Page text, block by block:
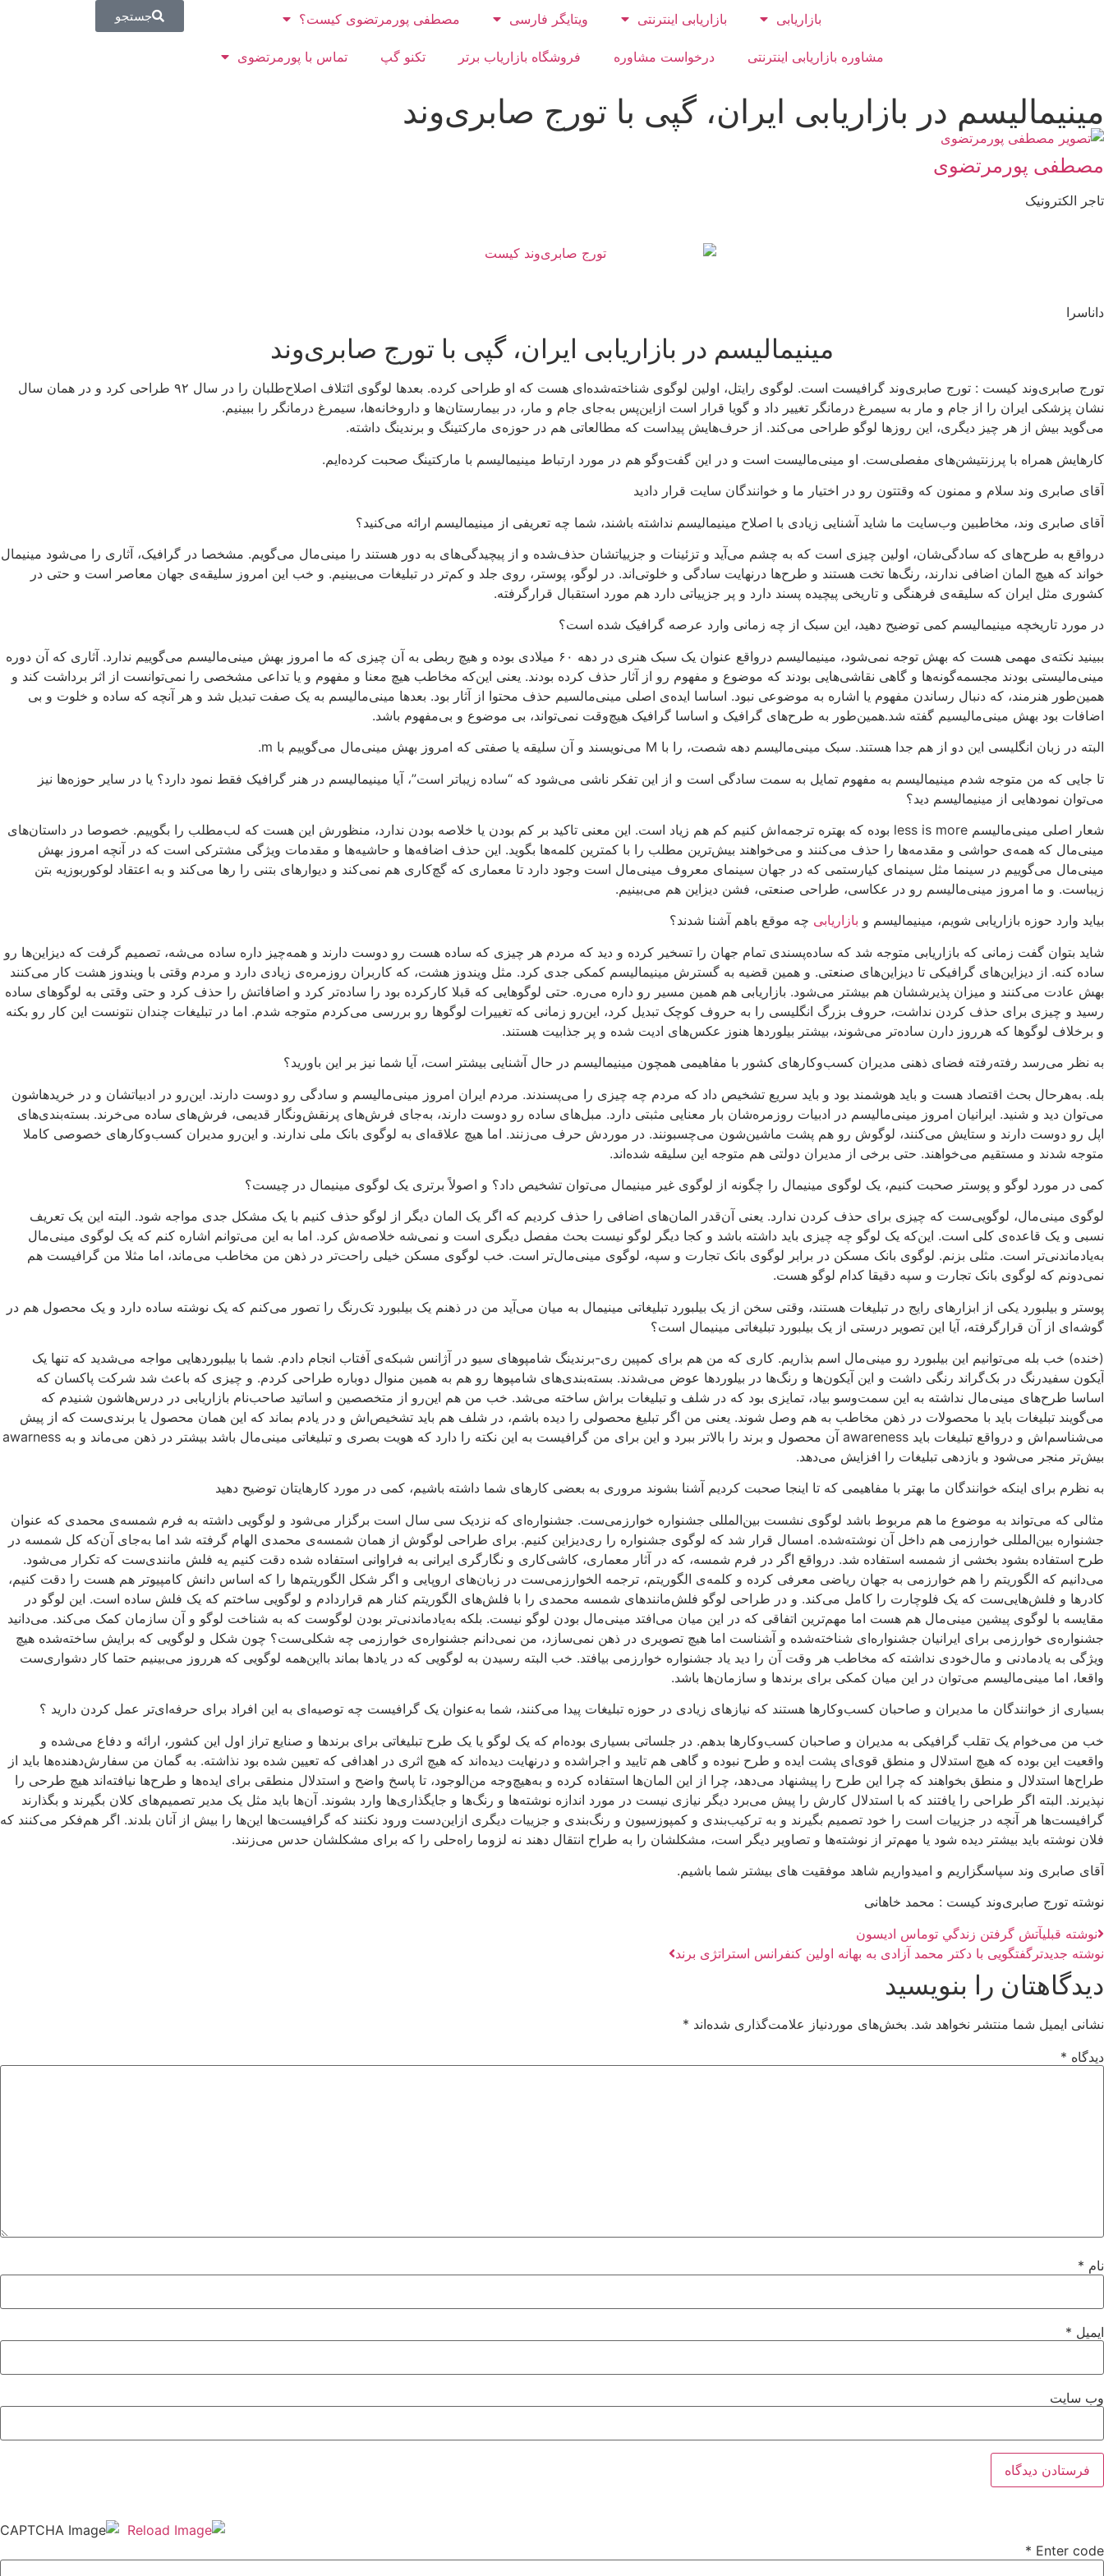
بازاریابی بازاریابی اینترنتی ویتایگر فارسی مصطفی پورمرتضوی کیست؟
مشاوره بازاریابی اینترنتی درخواست مشاوره فروشگاه بازاریاب برتر تکنو گپ تماس با پورمرتضوی
جستجو
مینیمالیسم در بازاریابی ایران، گپی با تورج صابری‌وند
مصطفی پورمرتضوی
تاجر الکترونیک
داناسرا
مینیمالیسم در بازاریابی ایران، گپی با تورج صابری‌وند
تورج صابری‌وند کیست : تورج صابری‌وند گرافیست است. لوگوی رایتل، اولین لوگوی شناخته‌شده‌ای‌ هست که او طراحی کرده. بعدها لوگوی ائتلاف اصلاح‌طلبان را در سال ۹۲ طراحی کرد و در همان سال
نشان پزشکی ایران را از جام و مار به سیمرغ درمانگر تغییر داد و گویا قرار است ازاین‌پس به‌جای جام و مار، در بیمارستان‌ها و داروخانه‌ها، سیمرغ درمانگر را ببینیم.
می‌گوید بیش از هر چیز دیگری، این روزها لوگو طراحی می‌کند. از حرف‌هایش پیداست که مطالعاتی هم در حوزه‌ی مارکتینگ و برندینگ داشته.
کارهایش همراه با پرزنتیشن‌های مفصلی‌ست. او مینی‌مالیست است و در این گفت‌وگو هم در مورد ارتباط مینیمالیسم با مارکتینگ صحبت کرده‌ایم.
آقای صابری وند سلام و ممنون که وقتتون رو در اختیار ما و خوانندگان سایت قرار دادید
آقای صابری وند، مخاطبین وب‌سایت ما شاید آشنایی زیادی با اصلاح مینیمالیسم نداشته باشند، شما چه تعریفی از مینیمالیسم ارائه می‌کنید؟
درواقع به طرح‌های که سادگی‌شان، اولین چیزی است که به چشم می‌آید و تزئینات و جزییاتشان حذف‌شده و از پیچیدگی‌های به دور هستند را مینی‌مال می‌گویم. مشخصا در گرافیک، آثاری را می‌شود مینیمال
خواند که هیچ المان اضافی ندارند، رنگ‌ها تخت هستند و طرح‌ها درنهایت سادگی‌ و خلوتی‌اند. در لوگو، پوستر، روی جلد و کم‌تر در تبلیغات می‌بینیم. و خب این امروز سلیقه‌ی جهان معاصر است و حتی در
کشوری مثل ایران که سلیقه‌ی فرهنگی و تاریخی پیچیده پسند دارد و پر جزییاتی دارد هم مورد استقبال قرارگرفته.
در مورد تاریخچه مینیمالیسم کمی توضیح دهید، این سبک از چه زمانی وارد عرصه گرافیک شده است؟
ببینید نکته‌ی مهمی هست که بهش توجه نمی‌شود، مینیمالیسم درواقع عنوان یک سبک هنری در دهه ۶۰ میلادی بوده و هیچ ربطی به آن چیزی که ما امروز بهش مینی‌مالیسم می‌گوییم ندارد. آثاری که آن دوره
مینی‌مالیستی بودند مجسمه‌گونه‌ها و گاهی نقاشی‌هایی بودند که موضوع و مفهوم رو از آثار حذف کرده بودند. یعنی این‌که مخاطب هیچ معنا و مفهوم و یا تداعی مشخصی را نمی‌توانست از اثر برداشت کند و
همین‌طور هنرمند، که دنبال رساندن مفهوم یا اشاره به موضوعی نبود. اساسا ایده‌ی اصلی مینی‌مالسیم حذف محتوا از آثار بود. بعدها مینی‌مالیسم به یک صفت تبدیل شد و هر آنچه که ساده و خلوت و بی
اضافات بود بهش مینی‌مالیسیم گفته شد.همین‌طور به طرح‌های گرافیک و اساسا گرافیک هیچ‌وقت نمی‌تواند، بی موضوع و بی‌مفهوم باشد.
البته در زبان انگلیسی این دو از هم جدا هستند. سبک مینی‌مالیسم دهه شصت، را با M می‌نویسند و آن‌ سلیقه یا صفتی که امروز بهش مینی‌مال می‌گوییم با m.
تا جایی که من متوجه شدم مینیمالیسم به مفهوم تمایل به سمت سادگی است و از این تفکر ناشی می‌شود که “ساده زیباتر است”، آیا مینیمالیسم در هنر گرافیک فقط نمود دارد؟ یا در سایر حوزه‌ها نیز
می‌توان نمودهایی از مینیمالیسم دید؟
شعار اصلی مینی‌مالیسم less is more بوده که بهتره ترجمه‌اش کنیم کم هم زیاد است. این معنی تاکید بر کم‌ بودن یا خلاصه بودن ندارد، منظورش این هست که لب‌مطلب را بگوییم. خصوصا در داستان‌های
مینی‌مال که همه‌ی حواشی و مقدمه‌ها را حذف می‌کنند و می‌خواهند بیش‌ترین مطلب را با کمترین کلمه‌ها بگوید. این حذف اضافه‌ها و حاشیه‌ها و مقدمات ویژگی‌ مشترکی است که در آنچه امروز بهش
مینی‌مال می‌گوییم در سینما مثل سینمای کیارستمی که در جهان سینمای معروف مینی‌مال است وجود دارد تا معماری که گچ‌کاری هم نمی‌کند و دیوارهای بتنی را رها می‌کند و به اعتقاد لوکوربوزیه بتن
زیباست. و ما امروز مینی‌مالیسم رو در عکاسی، طراحی صنعتی، فشن دیزاین هم می‌بینیم.
بیاید وارد حوزه بازاریابی شویم، مینیمالیسم و بازاریابی چه موقع باهم آشنا شدند؟
شاید بتوان گفت زمانی که بازاریابی متوجه شد که ساده‌پسندی تمام جهان را تسخیر کرده و دید که مردم هر چیزی که ساده‌ هست رو دوست دارند و همه‌چیز داره ساده می‌شه، تصمیم گرفت که دیزاین‌ها رو
ساده کنه. از دیزاین‌های گرافیکی تا دیزاین‌های صنعتی. و همین قضیه به گسترش مینیمالیسم کمکی جدی کرد. مثل ویندوز هشت، که کاربران روزمره‌ی زیادی دارد و مردم وقتی با ویندوز هشت کار می‌کنند
بهش عادت می‌کنند و میزان پذیرششان هم بیشتر می‌شود. بازاریابی هم همین مسیر رو داره می‌ره. حتی لوگوهایی که قبلا کارکرده بود را ساده‌تر کرد و اضافاتش را حذف کرد و حتی وقتی به لوگوهای ساده
رسید و چیزی برای حذف کردن نداشت، حروف بزرگ انگلیسی را به حروف کوچک تبدیل کرد، این‌رو زمانی که تغییرات لوگوها رو بررسی می‌کردم متوجه شدم. اما در تبلیغات چندان نتونست این کار رو بکنه
و برخلاف لوگوها که هرروز دارن ساده‌تر می‌شوند، بیشتر بیلوردها هنوز عکس‌های ادیت شده و پر جذابیت هستند.
به نظر می‌رسد رفته‌رفته فضای ذهنی مدیران کسب‌وکارهای کشور با مفاهیمی همچون مینیمالیسم در حال آشنایی بیشتر است، آیا شما نیز بر این باورید؟
بله. به‌هرحال بحث اقتصاد هست و باید هوشمند بود و باید سریع تشخیص داد که مردم چه چیزی را می‌پسندند. مردم ایران امروز مینی‌مالیسم و سادگی رو دوست دارند. این‌رو در ادبیاتشان و در خریدهاشون
می‌توان دید و شنید. ایرانیان امروز مینی‌مالیسم در ادبیات روزمره‌شان بار معنایی مثبتی دارد. مبل‌های ساده رو دوست دارند، به‌جای فرش‌های پرنقش‌ونگار قدیمی، فرش‌های ساده می‌خرند. بسته‌بندی‌های
اپل رو دوست دارند و ستایش می‌کنند، لوگوش رو هم پشت ماشین‌شون می‌چسبونند. در موردش حرف می‌زنند. اما هیچ علاقه‌ای به لوگوی بانک‌ ملی ندارند. و این‌رو مدیران کسب‌وکارهای خصوصی کاملا
متوجه شدند و مستقیم می‌خواهند. حتی برخی از مدیران دولتی هم متوجه این سلیقه شده‌اند.
کمی در مورد لوگو و پوستر صحبت کنیم، یک لوگوی مینیمال را چگونه از لوگوی غیر مینیمال می‌توان تشخیص داد؟ و اصولاً برتری یک لوگوی مینیمال در چیست؟
لوگوی مینی‌‌مال، لوگویی‌ست که چیزی برای حذف کردن ندارد. یعنی آن‌قدر المان‌های اضافی را حذف کردیم که اگر یک المان دیگر از لوگو حذف کنیم با یک مشکل جدی مواجه شود. البته این یک تعریف
نسبی و یک قاعده‌ی کلی است. این‌که یک لوگو چه چیزی باید داشته باشد و کجا دیگر لوگو نیست بحث مفصل دیگری است و نمی‌شه خلاصه‌ش کرد. اما به این می‌توانم اشاره کنم که یک لوگوی مینی‌مال
به‌یادماندنی‌تر است. مثلی بزنم. لوگوی بانک مسکن در برابر لوگوی بانک تجارت و سپه، لوگوی مینی‌مال‌تر است. خب لوگوی مسکن خیلی راحت‌تر در ذهن من مخاطب می‌ماند، اما مثلا من گرافیست هم
نمی‌دونم که لوگوی بانک تجارت و سپه دقیقا کدام لوگو هست.
پوستر و بیلبورد یکی از ابزارهای رایج در تبلیغات هستند، وقتی سخن از یک بیلبورد تبلیغاتی مینیمال به میان می‌آید من در ذهنم یک بیلبورد تک‌رنگ را تصور می‌کنم که یک نوشته ساده دارد و یک محصول هم در
گوشه‌ای از آن قرارگرفته، آیا این تصویر درستی از یک بیلبورد تبلیغاتی مینیمال است؟
(خنده) خب بله می‌توانیم این بیلبورد رو مینی‌مال اسم بذاریم. کاری که من هم برای کمپین ری-برندینگ شامپوهای سیو در آژانس شبکه‌ی آفتاب انجام دادم. شما با بیلبوردهایی مواجه می‌شدید که تنها یک
آیکون سفیدرنگ در بک‌گراند رنگی داشت و این آیکون‌ها و رنگ‌ها در بیلوردها عوض می‌شدند. بسته‌بندی‌های شامپوها رو هم به همین منوال دوباره طراحی کردم. و چیزی که باعث شد شرکت پاکسان که
اساسا طرح‌های مینی‌مال نداشته به این سمت‌وسو بیاد، تمایزی بود که در شلف و تبلیغات براش ساخته می‌شد. خب من هم این‌رو از متخصصین و اساتید صاحب‌نام بازاریابی در درس‌هاشون شنیدم که
می‌‌گویند تبلیغات باید با محصولات در ذهن مخاطب به هم وصل شوند. یعنی من اگر تبلیغ محصولی را دیده باشم، در شلف هم باید تشخیص‌اش و در یادم بماند که این همان محصول یا برندی‌ست که از پیش
می‌شناسم‌اش و درواقع تبلیغات باید awareness آن محصول و برند را بالاتر ببرد و این برای من گرافیست به این نکته را دارد که هویت بصری و تبلیغاتی مینی‌مال باشد بیشتر در ذهن می‌ماند و به awarness
بیش‌تر منجر می‌شود و بازدهی تبلیغات را افزایش می‌دهد.
به نظرم برای اینکه خوانندگان ما بهتر با مفاهیمی که تا اینجا صحبت کردیم آشنا بشوند مروری به بعضی کارهای شما داشته باشیم، کمی در مورد کارهایتان توضیح دهید
مثالی که می‌تواند به موضوع ما هم مربوط باشد لوگوی نشست بین‌المللی جشنواره خوارزمی‌ست. جشنواره‌ای که نزدیک سی سال است برگزار می‌شود و لوگویی داشته به فرم شمسه‌ی محمدی که عنوان
جشنواره بین‌المللی خوارزمی هم داخل آن نوشته‌شده. امسال قرار شد که لوگوی جشنواره را ری‌دیزاین کنیم. برای طراحی لوگوش از همان شمسه‌ی محمدی الهام گرفته شد اما به‌جای آن‌که کل شمسه در
طرح استفاده بشود بخشی از شمسه استفاده شد. درواقع اگر در فرم شمسه، که در آثار معماری، کاشی‌کاری و نگارگری ایرانی به فراوانی استفاده شده دقت کنیم یه فلش مانندی‌ست که تکرار می‌شود.
می‌دانیم که الگوریتم را هم خوارزمی به جهان ریاضی معرفی کرده و کلمه‌ی الگوریتم، ترجمه‌ الخوارزمی‌ست در زبان‌های اروپایی و اگر شکل الگوریتم‌ها را که اساس دانش کامپیوتر هم هست را دقت کنیم،
کادرها و فلش‌هایی‌ست که یک فلوچارت را کامل می‌کند. و در طراحی لوگو فلش‌مانندهای شمسه‌ محمدی را با فلش‌های الگوریتم کنار هم قراردادم و لوگویی ساختم که یک فلش ساده است. این لوگو در
مقایسه با لوگوی پیشین مینی‌مال هم هست اما مهم‌ترین اتفاقی که در این میان می‌افتد مینی‌مال بودن لوگو نیست. بلکه به‌یادماندنی‌تر بودن لوگوست که به شناخت لوگو و آن سازمان کمک می‌کند. می‌دانید
جشنواره‌ی خوارزمی برای ایرانیان جشنواره‌ای شناخته‌شده و آشناست اما هیچ تصویری در ذهن نمی‌سازد، من نمی‌دانم جشنواره‌ی خوارزمی چه شکلی‌ست؟ چون شکل و لوگویی که برایش ساخته‌شده هیچ
ویژگی به یادمادنی و مال‌خودی نداشته که مخاطب هر وقت آن را دید یاد جشنواره خوارزمی بیافتد. خب البته رسیدن به لوگویی که در یادها بماند بااین‌همه لوگویی که هرروز می‌بینیم حتما کار دشواری‌ست
واقعا، اما مینی‌مالیسم می‌توان در این میان کمکی برای برندها و سازمان‌ها باشد.
بسیاری از خوانندگان ما مدیران و صاحبان کسب‌وکارها هستند که نیازهای زیادی در حوزه تبلیغات پیدا می‌کنند، شما به‌عنوان یک گرافیست چه توصیه‌ای به این افراد برای حرفه‌ای‌تر عمل کردن دارید ؟
خب من می‌خوام یک تقلب گرافیکی به مدیران و صاحبان کسب‌وکارها بدهم. در جلساتی بسیاری بوده‌ام که یک لوگو یا یک طرح تبلیغاتی برای برندها و صنایع‌ تراز اول این کشور، ارائه و دفاع می‌شده و
واقعیت این بوده که هیچ استدلال و منطق قوی‌ای پشت ایده و طرح نبوده و گاهی هم تایید و اجراشده و درنهایت دیده‌اند که هیچ اثری در اهدافی که تعیین شده بود نذاشته. به گمان من سفارش‌دهنده‌ها باید از
طراح‌ها استدلال و منطق بخواهند که چرا این طرح را پیشنهاد می‌دهد، چرا از این المان‌ها استفاده کرده و به‌هیچ‌وجه من‌الوجود، تا پاسخ واضح و استدلال منطقی برای ایده‌ها و طرح‌ها نیافته‌اند هیچ طرحی را
نپذیرند. البته اگر طراحی را یافتند که با استدلال کارش را پیش‌ می‌برد دیگر نیازی نیست در مورد اندازه نوشته‌ها و رنگ‌ها و جایگذاری‌ها وارد بشوند. آن‌ها باید مثل یک مدیر تصمیم‌های کلان بگیرند و بگذارند
گرافیست‌ها هر آنچه در جزییات‌ است را خود تصمیم بگیرند و به ترکیب‌بندی و کمپوزسیون و رنگ‌بندی و جزییات دیگری ازاین‌دست ورود نکنند که گرافیست‌ها این‌ها را بیش‌ از آنان بلدند. اگر هم‌فکر می‌کنند که
فلان نوشته‌ باید بیشتر دیده شود یا مهم‌تر از نوشته‌ها و تصاویر دیگر است، مشکلشان را به طراح انتقال دهند نه لزوما راه‌حلی را که برای مشکلشان حدس می‌زنند.
آقای صابری وند سپاسگزاریم و امیدواریم شاهد موفقیت های بیشتر شما باشیم.
نوشته تورج صابری‌وند کیست : محمد خاهانی
نوشته قبلیآتش گرفتن زندگي توماس اديسون
نوشته جدیدتر گفتگویی با دکتر محمد آزادی به بهانه اولین کنفرانس استراتژی برند
دیدگاهتان را بنویسید
نشانی ایمیل شما منتشر نخواهد شد. بخش‌های موردنیاز علامت‌گذاری شده‌اند *
دیدگاه *
نام *
ایمیل *
وب‌ سایت
Enter code
*